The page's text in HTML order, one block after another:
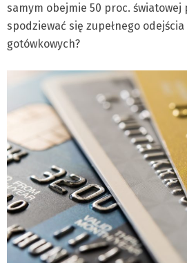
samym obejmie 50 proc. światowej
spodziewać się zupełnego
gotówkowych?